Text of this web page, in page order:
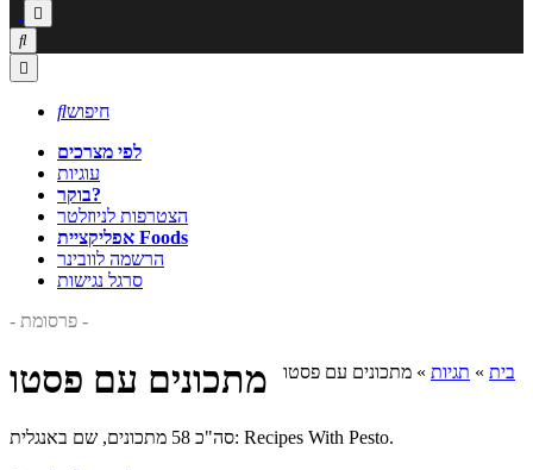



חיפוש
לפי מצרכים
עוגיות
בוקר?
הצטרפות לניוזלטר
אפליקציית Foods
הרשמה לוובינר
סרגל נגישות
- פרסומת -
בית » תגיות » מתכונים עם פסטו מתכונים עם פסטו
סה"כ 58 מתכונים, שם באנגלית: Recipes With Pesto.